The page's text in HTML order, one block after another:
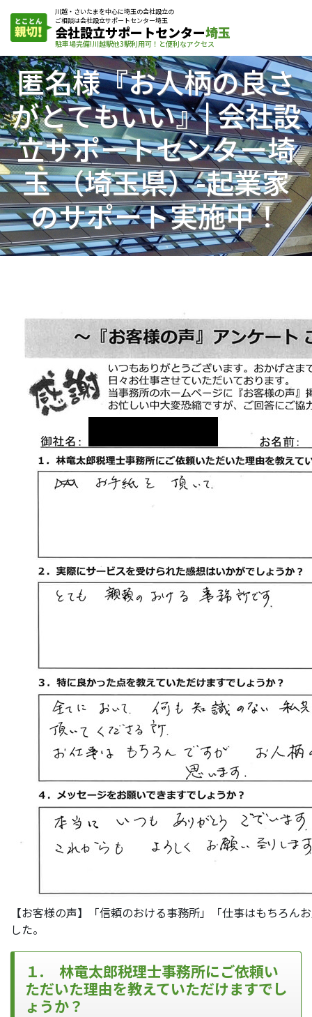
川越・さいたまを中心に埼玉の会社設立の
ご相談は会社設立サポートセンター埼玉
会社設立サポートセンター埼玉
駐車場完備!川越駅他3駅利用可！と便利なアクセス
匿名様『お人柄の良さ
がとてもいい』| 会社設
立サポートセンター埼
玉 （埼玉県）-起業家
のサポート実施中！
【お客様の声】「信頼のおける事務所」「仕事はもちろん
した。
１. 林竜太郎税理士事務所にご依頼い
ただいた理由を教えていただけますでし
ょうか？